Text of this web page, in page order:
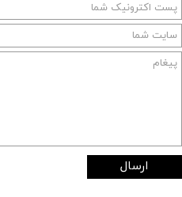
ارسال